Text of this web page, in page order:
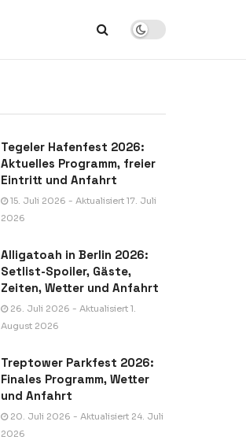
Tegeler Hafenfest 2026:
Aktuelles Programm, freier
Eintritt und Anfahrt
15. Juli 2026 - Aktualisiert 17. Juli
2026
Alligatoah in Berlin 2026:
Setlist-Spoiler, Gäste,
Zeiten, Wetter und Anfahrt
26. Juli 2026 - Aktualisiert 1.
August 2026
Treptower Parkfest 2026:
Finales Programm, Wetter
und Anfahrt
20. Juli 2026 - Aktualisiert 24. Juli
2026